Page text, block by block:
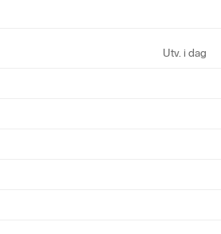
Utv. i dag